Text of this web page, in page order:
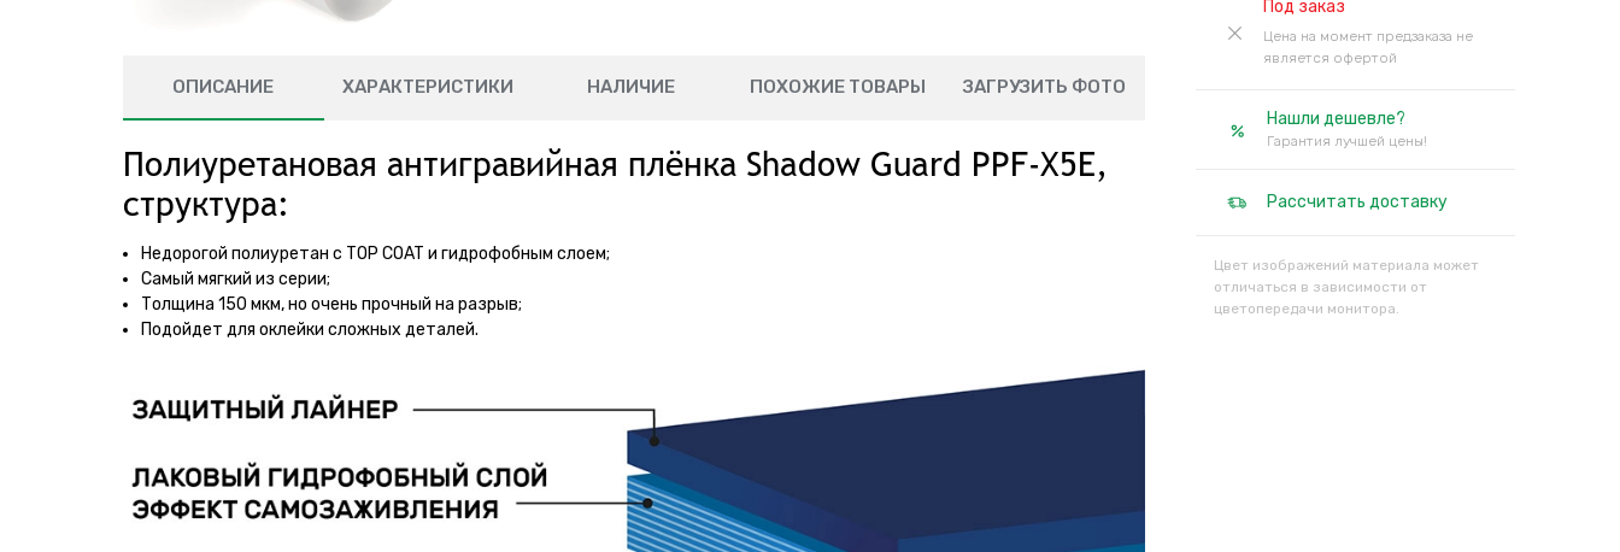
Под заказ
Цена на момент предзаказа не
является офертой
Нашли дешевле?
Гарантия лучшей цены!
Рассчитать доставку
Цвет изображений материала может
отличаться в зависимости от
цветопередачи монитора.
ОПИСАНИЕ ХАРАКТЕРИСТИКИ НАЛИЧИЕ ПОХОЖИЕ ТОВАРЫ ЗАГРУЗИТЬ ФОТО
Полиуретановая антигравийная плёнка Shadow Guard PPF-X5Е,
структура:
Недорогой полиуретан с TOP COAT и гидрофобным слоем;
Самый мягкий из серии;
Толщина 150 мкм, но очень прочный на разрыв;
Подойдет для оклейки сложных деталей.